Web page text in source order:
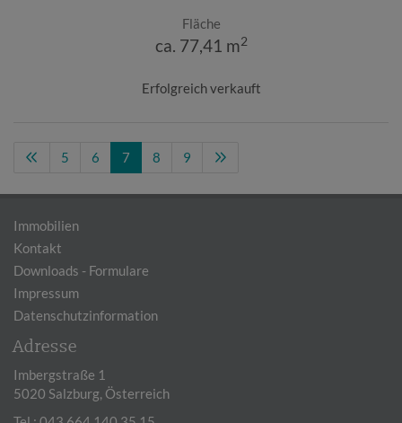
Fläche
ca. 77,41 m2
Erfolgreich verkauft
5 6 7 8 9
Immobilien
Kontakt
Downloads - Formulare
Impressum
Datenschutzinformation
Adresse
Imbergstraße 1
5020 Salzburg, Österreich